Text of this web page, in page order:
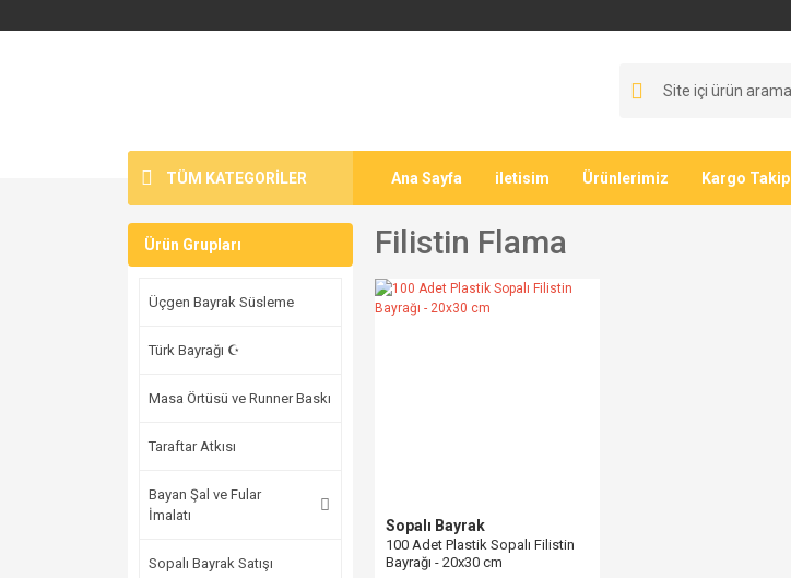
TÜM KATEGORİLER Ana Sayfa iletisim Ürünlerimiz Kargo Takip
Ürün Grupları
Üçgen Bayrak Süsleme
Türk Bayrağı ☪
Masa Örtüsü ve Runner Baskı
Taraftar Atkısı
Bayan Şal ve Fular
İmalatı
Sopalı Bayrak Satışı
Filistin Flama
Sopalı Bayrak
100 Adet Plastik Sopalı Filistin
Bayrağı - 20x30 cm